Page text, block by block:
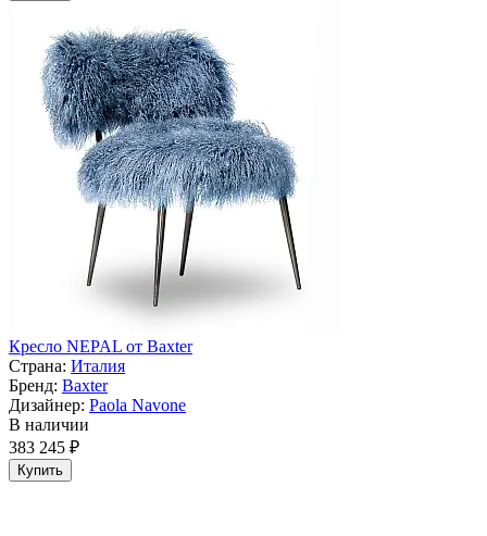
Кресло NEPAL от Baxter
Страна: Италия
Бренд: Baxter
Дизайнер: Paola Navone
В наличии
383 245 ₽
Купить